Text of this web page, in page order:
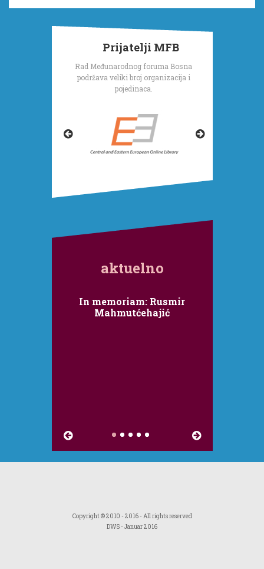
Prijatelji MFB
Rad Međunarodnog foruma Bosna
podržava veliki broj organizacija i
pojedinaca.
aktuelno
In memoriam: Rusmir
Mahmutćehajić
Copyright © 2010 - 2016 - All rights reserved
DWS- Januar 2016